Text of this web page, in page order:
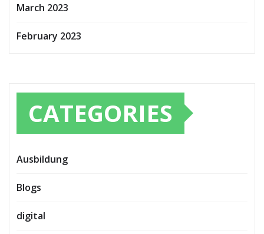
March 2023
February 2023
CATEGORIES
Ausbildung
Blogs
digital